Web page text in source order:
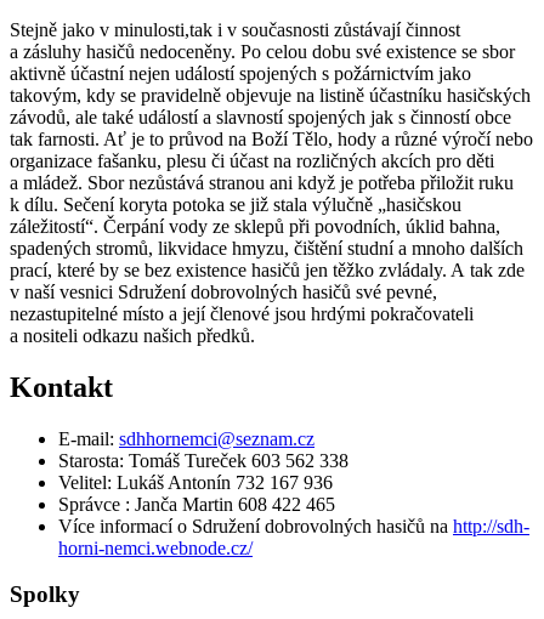
Stejně jako v minulosti,tak i v současnosti zůstávají činnost
a zásluhy hasičů nedoceněny. Po celou dobu své existence se sbor
aktivně účastní nejen událostí spojených s požárnictvím jako
takovým, kdy se pravidelně objevuje na listině účastníku hasičských
závodů, ale také událostí a slavností spojených jak s činností obce
tak farnosti. Ať je to průvod na Boží Tělo, hody a různé výročí nebo
organizace fašanku, plesu či účast na rozličných akcích pro děti
a mládež. Sbor nezůstává stranou ani když je potřeba přiložit ruku
k dílu. Sečení koryta potoka se již stala výlučně „hasičskou
záležitostí“. Čerpání vody ze sklepů při povodních, úklid bahna,
spadených stromů, likvidace hmyzu, čištění studní a mnoho dalších
prací, které by se bez existence hasičů jen těžko zvládaly. A tak zde
v naší vesnici Sdružení dobrovolných hasičů své pevné,
nezastupitelné místo a její členové jsou hrdými pokračovateli
a nositeli odkazu našich předků.
Kontakt
E-mail: sdhhornemci@seznam.cz
Starosta: Tomáš Tureček 603 562 338
Velitel: Lukáš Antonín 732 167 936
Správce : Janča Martin 608 422 465
Více informací o Sdružení dobrovolných hasičů na http://sdh-
horni-nemci.webnode.cz/
Spolky